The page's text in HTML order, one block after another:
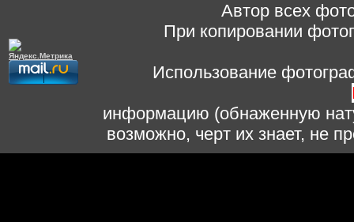
Автор всех
При копировании
Использование
информацию (обнаженную
возможно, черт их знает, не